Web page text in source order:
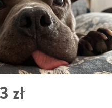
zł